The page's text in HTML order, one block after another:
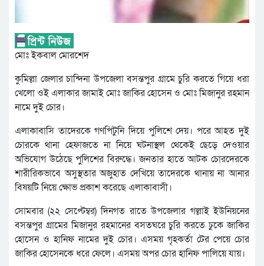
মোঃ ইকবাল মোরশেদ
কুমিল্লা জেলার চান্দিনা উপজেলা বসন্তপুর গ্রামে চুরি করতে গিয়ে ধরা
খেলো ওই এলাকার জামাই মোঃ জাকির হোসেন ও মোঃ মিজানুর রহমান
নামে দুই চোর।
এলাকাবাসি তাদেরকে গণপিটুনি দিয়ে পুলিশে দেয়। পরে আহত দুই
চোরকে থানা হেফাজতে না নিয়ে ঘটনাস্থল থেকেই ছেড়ে দেওয়ার
অভিযোগ উঠেছে পুলিশের বিরুদ্ধে। জনতার হাতে আটক চোরদেরকে
শারীরিকভাবে অসুস্থতার অজুহাত দেখিয়ে তাদেরকে থানায় না আনার
বিষয়টি নিয়ে ক্ষোভ প্রকাশ করেছে এলাকাবাসী।
সোমবার (২২ সেপ্টেম্বর) দিনগত রাতে উপজেলার গল্লাই ইউনিয়নের
বসন্তপুর গ্রামের মিজানুর রহমানের বসতঘরে চুরি করতে ঢুকে জাকির
হোসেন ও হানিফ নামের দুই চোর। এসময় গৃহকর্তা টের পেয়ে চোর
জাকির হোসেনকে ধরে ফেলে। এসময় অপর চোর হানিফ পালিয়ে যায়।